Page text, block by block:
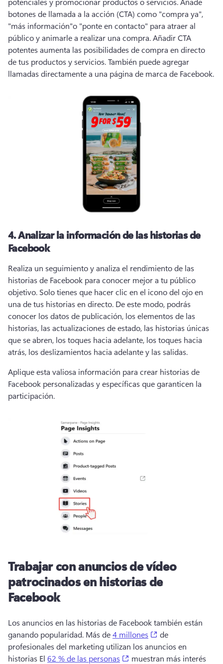
botones de llamada a la acción (CTA) como "compra ya",
"más información"o "ponte en contacto" para atraer al
público y animarle a realizar una compra. Añadir CTA
potentes aumenta las posibilidades de compra en directo
de tus productos y servicios. También puede agregar
4. Analizar la información de las historias de
Facebook
Realiza un seguimiento y analiza el rendimiento de las
historias de Facebook para conocer mejor a tu público
objetivo. Solo tienes que hacer clic en el icono del ojo en
una de tus historias en directo. De este modo, podrás
conocer los datos de publicación, los elementos de las
historias, las actualizaciones de estado, las historias únicas
que se abren, los toques hacia adelante, los toques hacia
atrás, los deslizamientos hacia adelante y las salidas.
Aplique esta valiosa información para crear historias de
Facebook personalizadas y específicas que garanticen la
participación.
Trabajar con anuncios de vídeo
patrocinados en historias de
Facebook
Los anuncios en las historias de Facebook también están
ganando popularidad. Más de 4 millones (opens in a new
de
profesionales del marketing utilizan los anuncios en
historias El 62 % de las personas (opens in a new tab)
muestran más interés